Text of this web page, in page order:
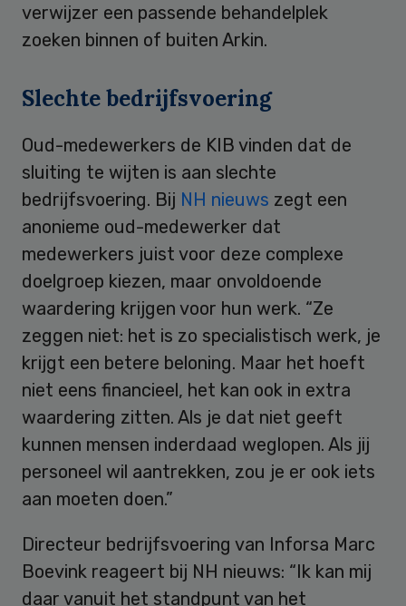
verwijzer een passende behandelplek
zoeken binnen of buiten Arkin.
Slechte bedrijfsvoering
Oud-medewerkers de KIB vinden dat de
sluiting te wijten is aan slechte
bedrijfsvoering. Bij NH nieuws zegt een
anonieme oud-medewerker dat
medewerkers juist voor deze complexe
doelgroep kiezen, maar onvoldoende
waardering krijgen voor hun werk. “Ze
zeggen niet: het is zo specialistisch werk, je
krijgt een betere beloning. Maar het hoeft
niet eens financieel, het kan ook in extra
waardering zitten. Als je dat niet geeft
kunnen mensen inderdaad weglopen. Als jij
personeel wil aantrekken, zou je er ook iets
aan moeten doen.”
Directeur bedrijfsvoering van Inforsa Marc
Boevink reageert bij NH nieuws: “Ik kan mij
daar vanuit het standpunt van het